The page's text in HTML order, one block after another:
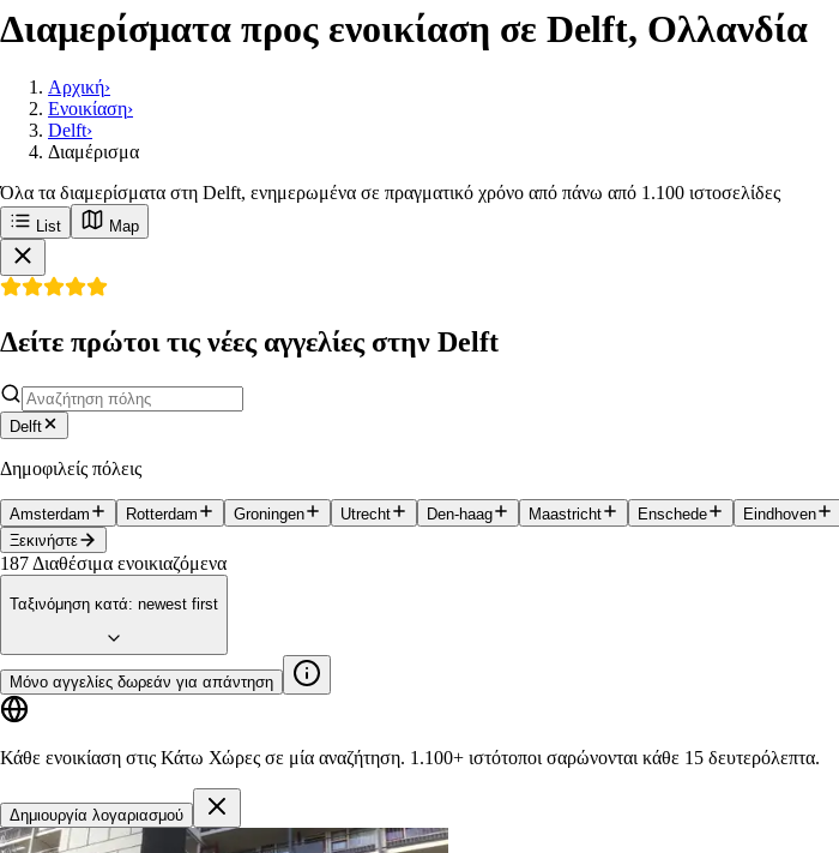
Διαμερίσματα προς ενοικίαση σε Delft, Ολλανδία
Αρχική›
Ενοικίαση›
Delft›
Διαμέρισμα
Όλα τα διαμερίσματα στη Delft, ενημερωμένα σε πραγματικό χρόνο από πάνω από 1.100 ιστοσελίδες
List Map
Δείτε πρώτοι τις νέες αγγελίες στην Delft
Delft
Δημοφιλείς πόλεις
Amsterdam Rotterdam Groningen Utrecht Den-haag Maastricht Enschede Eindhoven
Ξεκινήστε
187 Διαθέσιμα ενοικιαζόμενα
Ταξινόμηση κατά: newest first
Μόνο αγγελίες δωρεάν για απάντηση
Κάθε ενοικίαση στις Κάτω Χώρες σε μία αναζήτηση. 1.100+ ιστότοποι σαρώνονται κάθε 15 δευτερόλεπτα.
Δημιουργία λογαριασμού